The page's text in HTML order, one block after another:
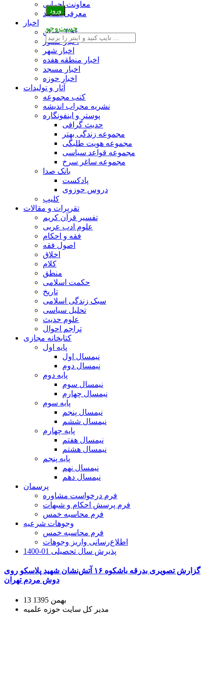
معاونت اجرایی
معرفی اساتید
اخبار
اخبار جهان
اخبار کشور
اخبار شهر
اخبار منطقه هفده
اخبار مسجد
اخبار حوزه
آثار و تولیدات
کتب مجموعه
نشریه محراب اندیشه
پوستر و اینفونگاره
حدیث گرافی
مجموعه زندگی بهتر
مجموعه هویت طلبگی
مجموعه قواعد سیاسی
مجموعه ساغر سرخ
بانک صدا
پادکست
دروس حوزوی
کلیپ
تقریرات و مقالات
تفسیر قرآن کریم
علوم ادب عربی
فقه و احکام
اصول فقه
اخلاق
کلام
منطق
حکمت اسلامی
تاریخ
سبک زندگی اسلامی
تحلیل سیاسی
علوم حدیث
تراجم احوال
کتابخانه مجازی
پایه اول
نیمسال اول
نیمسال دوم
پایه دوم
نیمسال سوم
نیمسال چهارم
پایه سوم
نیمسال پنجم
نیمسال ششم
پایه چهارم
نیمسال هفتم
نیمسال هشتم
پایه پنجم
نیمسال نهم
نیمسال دهم
پرسمان
فرم درخواست مشاوره
فرم پرسش احکام و شبهات
فرم محاسبه خمس
وجوهات شرعیه
فرم محاسبه خمس
اطلاع‌رسانی واریز وجوهات
پذیرش سال تحصیلی 01-1400
جست‌وجو
گزارش تصویری بدرقه باشکوه ۱۶ آتش‌نشان شهید پلاسکو روی‌
دوش مردم تهران
13 بهمن 1395
مدیر کل سایت حوزه علمیه